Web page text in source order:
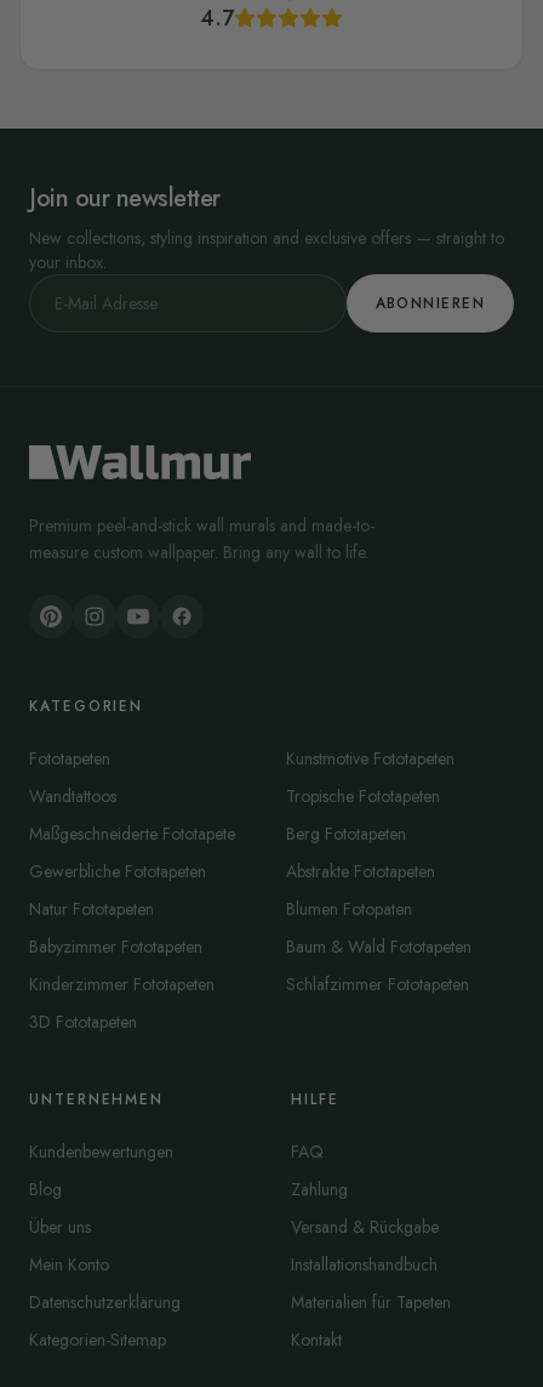
4.7
Join our newsletter
New collections, styling inspiration and exclusive offers — straight to
your inbox.
ABONNIEREN
Premium peel-and-stick wall murals and made-to-
measure custom wallpaper. Bring any wall to life.
KATEGORIEN
Fototapeten
Wandtattoos
Maßgeschneiderte Fototapete
Gewerbliche Fototapeten
Natur Fototapeten
Babyzimmer Fototapeten
Kinderzimmer Fototapeten
3D Fototapeten
Kunstmotive Fototapeten
Tropische Fototapeten
Berg Fototapeten
Abstrakte Fototapeten
Blumen Fotopaten
Baum & Wald Fototapeten
Schlafzimmer Fototapeten
UNTERNEHMEN
Kundenbewertungen
Blog
Über uns
Mein Konto
Datenschutzerklärung
Kategorien-Sitemap
HILFE
FAQ
Zahlung
Versand & Rückgabe
Installationshandbuch
Materialien für Tapeten
Kontakt